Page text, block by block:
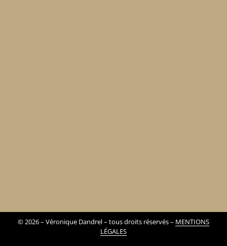
© 2026– Véronique Dandrel – tous droits réservés – MENTIONS
LÉGALES